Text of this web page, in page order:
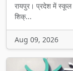
रायपुर। प्रदेश में स्कूल
शिक्...
Aug 09, 2026